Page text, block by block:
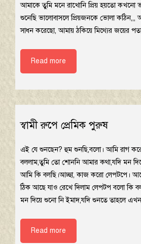
আমাকে তুমি মনে রাখোনি প্রিয় হয়তো কখনো
শুনেছি ভালোবাসলে প্রিয়জনকে ভোলা কঠিন,,,
সাধন করেছো, আমায় ঠকিয়ে মিথ্যের জয়ের
Read more
স্বামী রুপে প্রেমিক পুরুষ
এই যে শুনছেন? হুম শুনছি,বলো। আমি রাগ
বললাম,তুমি তো শোননি আমার কথা,যদি মন
আমি কি বলছি।আচ্ছা, কাজ করো লেপটপে।
ঠিক আছে যাও রেখে দিলাম লেপটপ বলো কি
মন দিয়ে শুনো নি ইমাদ,যদি শুনতে তাহলে
Read more